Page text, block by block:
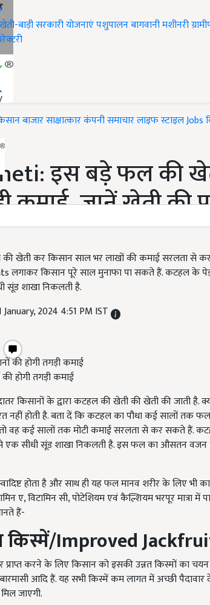
खेती-बाड़ीसरकारी योजनाएंपशुपालनबागवानीमशीनरी
बाजारसाक्षात्कारकंपनी समाचारलाइफ स्टाइलJobs
इस बड़े फल की
कमाई, जानें खेती की
खेती कर किसान साल भर लाखों की कमाई सरलता से
लगाकर किसान पूरे साल मुनाफा पा सकते हैं. कटहल के
सूंड शाखा निकलती है.
2024 4:51 PM IST
होगी तगड़ी कमाई
किसानों के द्वारा कटहल की खेती की खेती की जाती है.
होती है. बता दें कि कटहल का पौधा कई सालों तक
वह कई सालों तक मोटी कमाई सरलता से कर सकते हैं.
सीधी सूंड शाखा निकलती है. इस फल का औसतन वजन 16
होता है और साथ ही यह फल मानव शरीर के लिए भी
ए, विटामिन सी, पोटेशियम एवं कैल्शियम भरपूर
हैं-
किस्में/Improved
करने के लिए किसान को इसकी उन्नत किस्मों का
आदि हैं. यह सभी किस्में कम लागत में अच्छी
जाएगी.